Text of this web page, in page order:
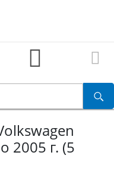
2005 г. (5